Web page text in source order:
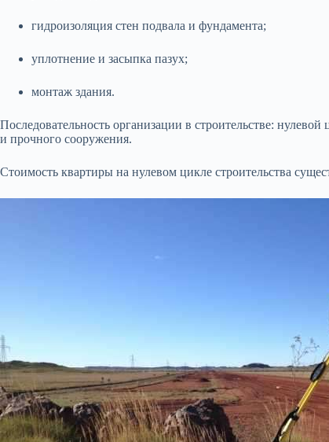
гидроизоляция стен подвала и фундамента;
уплотнение и засыпка пазух;
монтаж здания.
Последовательность организации в строительстве:
и прочного сооружения.
Стоимость квартиры на нулевом цикле строительства